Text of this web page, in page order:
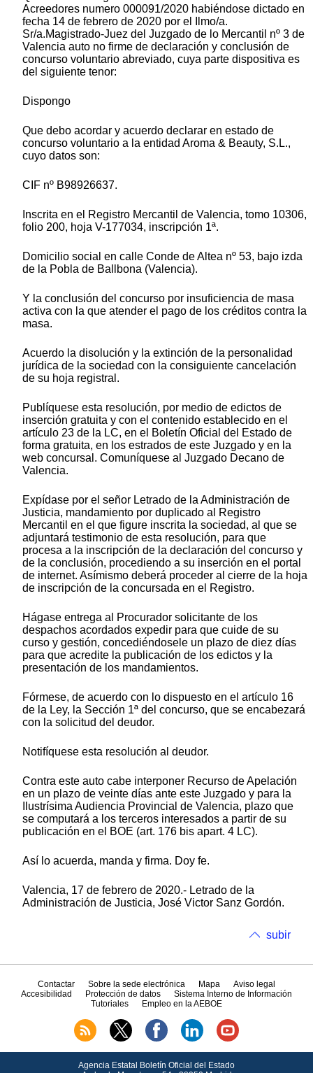
Acreedores numero 000091/2020 habiéndose dictado en
fecha 14 de febrero de 2020 por el Ilmo/a.
Sr/a.Magistrado-Juez del Juzgado de lo Mercantil nº 3 de
Valencia auto no firme de declaración y conclusión de
concurso voluntario abreviado, cuya parte dispositiva es
del siguiente tenor:
Dispongo
Que debo acordar y acuerdo declarar en estado de
concurso voluntario a la entidad Aroma & Beauty, S.L.,
cuyo datos son:
CIF nº B98926637.
Inscrita en el Registro Mercantil de Valencia, tomo 10306,
folio 200, hoja V-177034, inscripción 1ª.
Domicilio social en calle Conde de Altea nº 53, bajo izda
de la Pobla de Ballbona (Valencia).
Y la conclusión del concurso por insuficiencia de masa
activa con la que atender el pago de los créditos contra la
masa.
Acuerdo la disolución y la extinción de la personalidad
jurídica de la sociedad con la consiguiente cancelación
de su hoja registral.
Publíquese esta resolución, por medio de edictos de
inserción gratuita y con el contenido establecido en el
artículo 23 de la LC, en el Boletín Oficial del Estado de
forma gratuita, en los estrados de este Juzgado y en la
web concursal. Comuníquese al Juzgado Decano de
Valencia.
Expídase por el señor Letrado de la Administración de
Justicia, mandamiento por duplicado al Registro
Mercantil en el que figure inscrita la sociedad, al que se
adjuntará testimonio de esta resolución, para que
procesa a la inscripción de la declaración del concurso y
de la conclusión, procediendo a su inserción en el portal
de internet. Asímismo deberá proceder al cierre de la hoja
de inscripción de la concursada en el Registro.
Hágase entrega al Procurador solicitante de los
despachos acordados expedir para que cuide de su
curso y gestión, concediéndosele un plazo de diez días
para que acredite la publicación de los edictos y la
presentación de los mandamientos.
Fórmese, de acuerdo con lo dispuesto en el artículo 16
de la Ley, la Sección 1ª del concurso, que se encabezará
con la solicitud del deudor.
Notifíquese esta resolución al deudor.
Contra este auto cabe interponer Recurso de Apelación
en un plazo de veinte días ante este Juzgado y para la
Ilustrísima Audiencia Provincial de Valencia, plazo que
se computará a los terceros interesados a partir de su
publicación en el BOE (art. 176 bis apart. 4 LC).
Así lo acuerda, manda y firma. Doy fe.
Valencia, 17 de febrero de 2020.- Letrado de la
Administración de Justicia, José Victor Sanz Gordón.
subir
Contactar Sobre la sede electrónica Mapa
Aviso legal
Accesibilidad
Protección de datos
Sistema Interno de Información
Tutoriales
Empleo en la AEBOE
Agencia Estatal Boletín Oficial del Estado